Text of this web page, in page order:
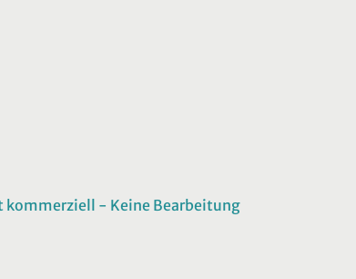
kommerziell - Keine Bearbeitung